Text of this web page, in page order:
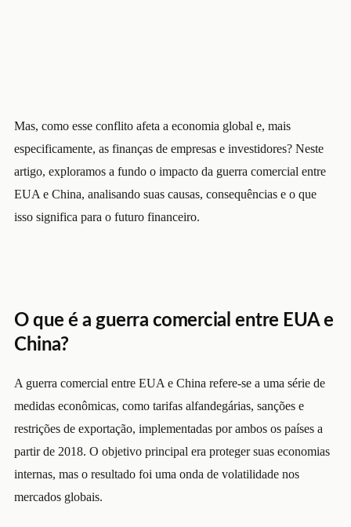
Mas, como esse conflito afeta a economia global e, mais
especificamente, as finanças de empresas e investidores? Neste
artigo, exploramos a fundo o impacto da guerra comercial entre
EUA e China, analisando suas causas, consequências e o que
isso significa para o futuro financeiro.
O que é a guerra comercial entre EUA e
China?
A guerra comercial entre EUA e China refere-se a uma série de
medidas econômicas, como tarifas alfandegárias, sanções e
restrições de exportação, implementadas por ambos os países a
partir de 2018. O objetivo principal era proteger suas economias
internas, mas o resultado foi uma onda de volatilidade nos
mercados globais.